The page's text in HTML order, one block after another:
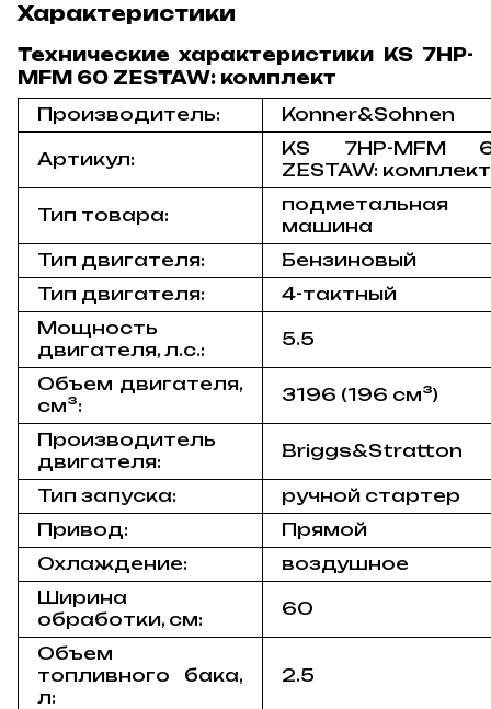
Характеристики
Технические характеристики KS 7HP-
MFM 60 ZESTAW: комплект
Производитель:
Konner&Sohnen
Артикул:
KS 7HP-MFM
ZESTAW: комплект
Тип товара:
подметальная
машина
Тип двигателя:
Бензиновый
Тип двигателя:
4-тактный
Мощность
двигателя, л.с.:
5.5
Объем двигателя,
см³:
3196 (196 см³)
Производитель
двигателя:
Briggs&Stratton
Тип запуска:
ручной стартер
Привод:
Прямой
Охлаждение:
воздушное
Ширина
обработки, см:
60
Объем
топливного бака,
л:
2.5